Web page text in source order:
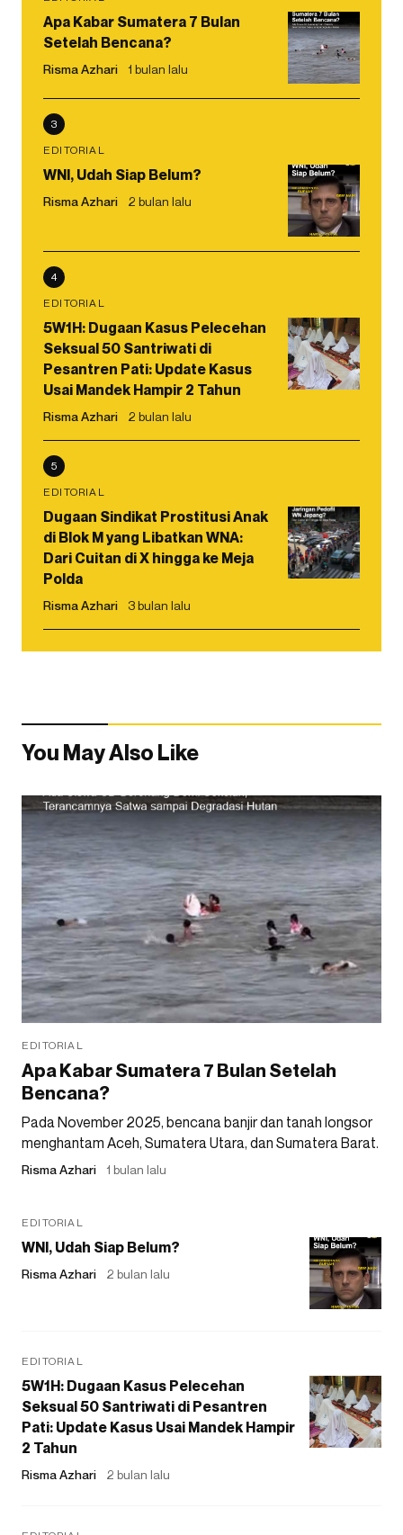
Apa Kabar Sumatera 7 Bulan
Setelah Bencana?
Risma Azhari 1 bulan lalu
3
EDITORIAL
WNI, Udah Siap Belum?
Risma Azhari 2 bulan lalu
4
EDITORIAL
5W1H: Dugaan Kasus Pelecehan
Seksual 50 Santriwati di
Pesantren Pati: Update Kasus
Usai Mandek Hampir 2 Tahun
Risma Azhari 2 bulan lalu
5
EDITORIAL
Dugaan Sindikat Prostitusi Anak
di Blok M yang Libatkan WNA:
Dari Cuitan di X hingga ke Meja
Polda
Risma Azhari 3 bulan lalu
You May Also Like
EDITORIAL
Apa Kabar Sumatera 7 Bulan Setelah
Bencana?
Pada November 2025, bencana banjir dan tanah longsor
menghantam Aceh, Sumatera Utara, dan Sumatera Barat.
Risma Azhari 1 bulan lalu
EDITORIAL
WNI, Udah Siap Belum?
Risma Azhari 2 bulan lalu
EDITORIAL
5W1H: Dugaan Kasus Pelecehan
Seksual 50 Santriwati di Pesantren
Pati: Update Kasus Usai Mandek Hampir
2 Tahun
Risma Azhari 2 bulan lalu